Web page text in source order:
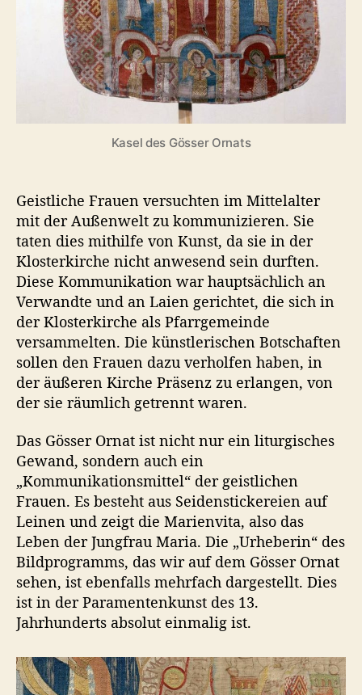
u
n
i
k
a
t
o
i
d
e
r
A
u
ß
e
w
e
l
Kasel des Gösser Ornats
Geistliche Frauen versuchten im Mittelalter
mit der Außenwelt zu kommunizieren. Sie
taten dies mithilfe von Kunst, da sie in der
Klosterkirche nicht anwesend sein durften.
Diese Kommunikation war hauptsächlich an
Verwandte und an Laien gerichtet, die sich in
der Klosterkirche als Pfarrgemeinde
versammelten. Die künstlerischen Botschaften
sollen den Frauen dazu verholfen haben, in
der äußeren Kirche Präsenz zu erlangen, von
der sie räumlich getrennt waren.
Das Gösser Ornat ist nicht nur ein liturgisches
Gewand, sondern auch ein
„Kommunikationsmittel“ der geistlichen
Frauen. Es besteht aus Seidenstickereien auf
Leinen und zeigt die Marienvita, also das
Leben der Jungfrau Maria. Die „Urheberin“ des
Bildprogramms, das wir auf dem Gösser Ornat
sehen, ist ebenfalls mehrfach dargestellt. Dies
ist in der Paramentenkunst des 13.
Jahrhunderts absolut einmalig ist.